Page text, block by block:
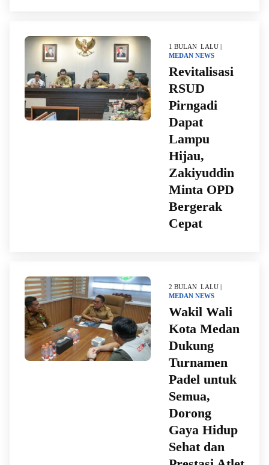
1 BULAN LALU |
MEDAN NEWS
Revitalisasi
RSUD
Pirngadi
Dapat
Lampu
Hijau,
Zakiyuddin
Minta OPD
Bergerak
Cepat
2 BULAN LALU |
MEDAN NEWS
Wakil Wali
Kota Medan
Dukung
Turnamen
Padel untuk
Semua,
Dorong
Gaya Hidup
Sehat dan